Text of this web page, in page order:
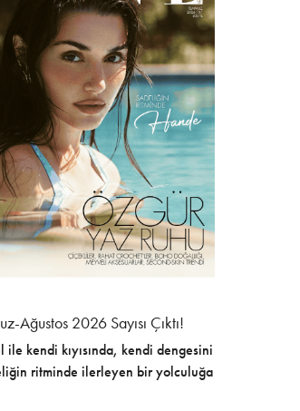
Ağustos 2026 Sayısı Çıktı!
ile kendi kıyısında, kendi dengesini
ritminde ilerleyen bir yolculuğa